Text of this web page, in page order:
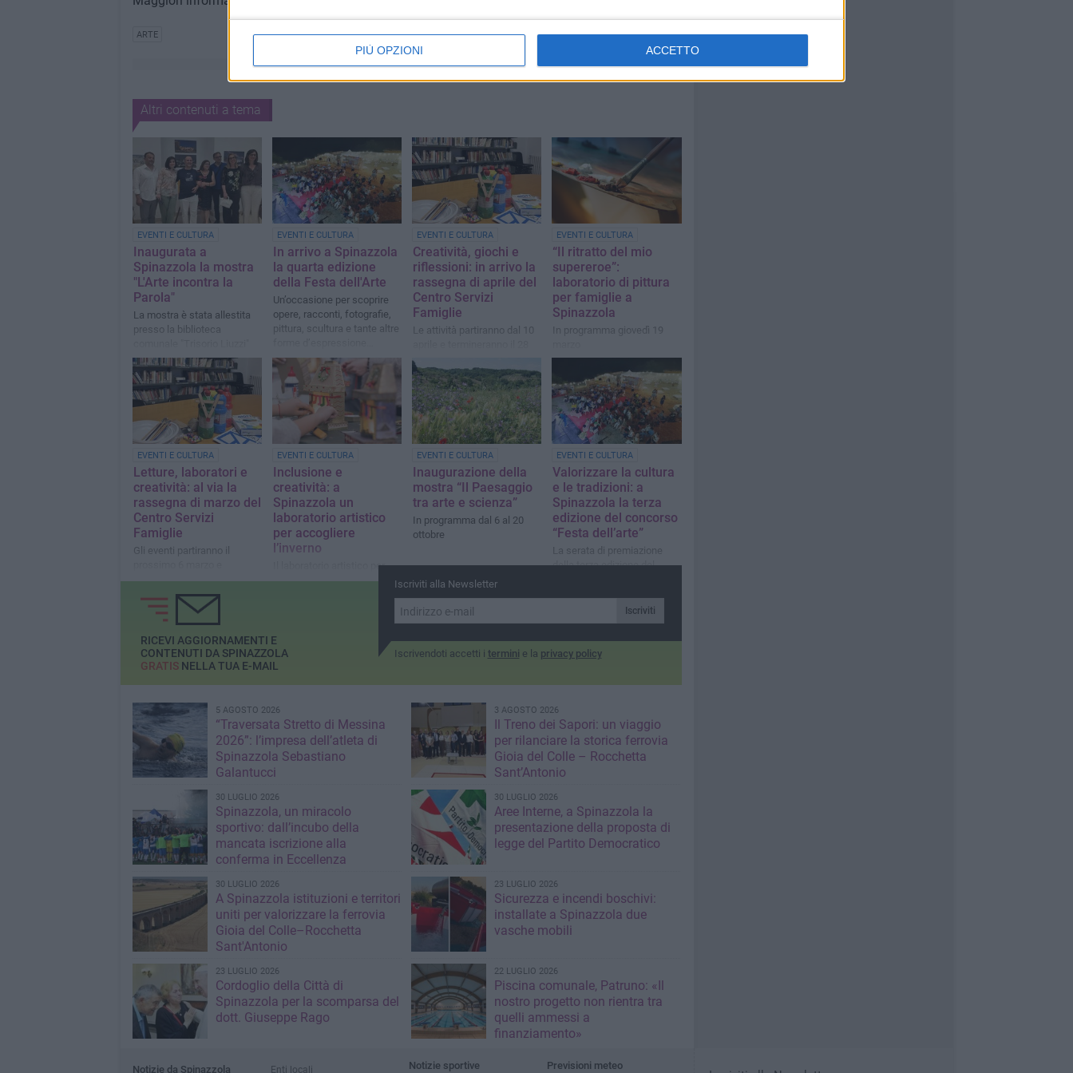
PIÙ OPZIONI ACCETTO
ARTE
Altri contenuti a tema
EVENTI E CULTURA
Inaugurata a
Spinazzola la mostra
"L'Arte incontra la
Parola"
La mostra è stata allestita
presso la biblioteca
EVENTI E CULTURA
In arrivo a Spinazzola
la quarta edizione
della Festa dell'Arte
Un’occasione per scoprire
opere, racconti, fotografie,
pittura, scultura e tante altre
artistica
EVENTI E CULTURA
Creatività, giochi e
riflessioni: in arrivo la
rassegna di aprile del
Centro Servizi
Famiglie
Le attività partiranno dal 10
aprile e si terranno nelle
sedi di Minervino,
Spinazzola e Canosa
EVENTI E CULTURA
“Il ritratto del mio
supereroe”:
laboratorio di pittura
per famiglie a
Spinazzola
In programma giovedì 19
EVENTI E CULTURA
Letture, laboratori e
creatività: al via la
rassegna di marzo del
Centro Servizi
Famiglie
Gli eventi partiranno il
termineranno il 27 marzo
EVENTI E CULTURA
Inclusione e
creatività: a
Spinazzola un
laboratorio artistico
per accogliere
l’inverno
Il laboratorio artistico per
bambini, organizzato dal
Spinazzola
EVENTI E CULTURA
Inaugurazione della
mostra “Il Paesaggio
tra arte e scienza”
In programma dal 6 al 20
ottobre
EVENTI E CULTURA
Valorizzare la cultura
e le tradizioni: a
Spinazzola la terza
edizione del concorso
“Festa dell’arte”
La serata di premiazione
della terza edizione del
Iscriviti alla Newsletter
Iscriviti
Iscrivendoti accetti i termini e la privacy policy
RICEVI AGGIORNAMENTI E
CONTENUTI DA SPINAZZOLA
GRATISNELLA TUA E-MAIL
5 AGOSTO 2026
“Traversata Stretto di Messina
2026”: l’impresa dell’atleta di
Spinazzola Sebastiano
Galantucci
3 AGOSTO 2026
Il Treno dei Sapori: un viaggio
per rilanciare la storica ferrovia
Gioia del Colle – Rocchetta
Sant’Antonio
30 LUGLIO 2026
Spinazzola, un miracolo
sportivo: dall’incubo della
mancata iscrizione alla
conferma in Eccellenza
30 LUGLIO 2026
Aree Interne, a Spinazzola la
presentazione della proposta di
legge del Partito Democratico
30 LUGLIO 2026
A Spinazzola istituzioni e territori
uniti per valorizzare la ferrovia
Gioia del Colle–Rocchetta
Sant'Antonio
23 LUGLIO 2026
Sicurezza e incendi boschivi:
installate a Spinazzola due
vasche mobili
23 LUGLIO 2026
Cordoglio della Città di
Spinazzola per la scomparsa del
dott. Giuseppe Rago
22 LUGLIO 2026
Piscina comunale, Patruno: «Il
nostro progetto non rientra tra
quelli ammessi a
finanziamento»
Notizie da Spinazzola Enti locali Notizie sportive Previsioni meteo